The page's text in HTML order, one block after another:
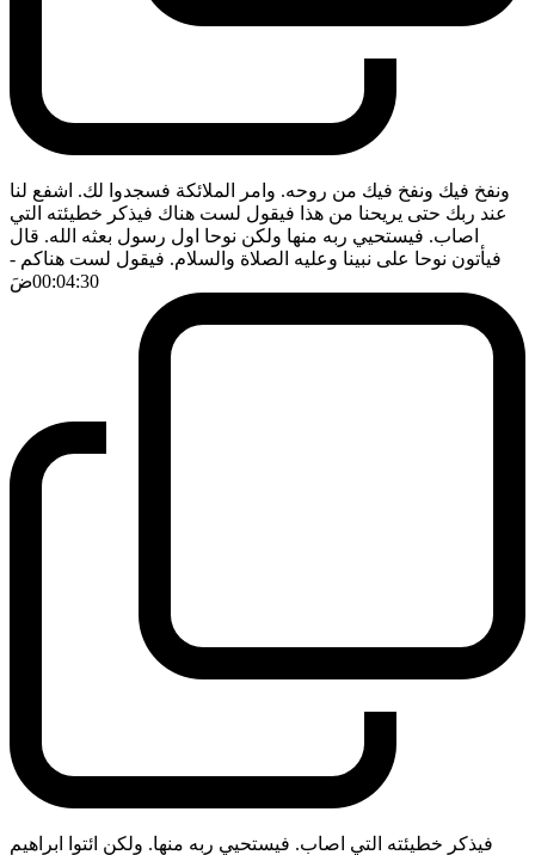
ونفخ فيك ونفخ فيك من روحه. وامر الملائكة فسجدوا لك. اشفع لنا
عند ربك حتى يريحنا من هذا فيقول لست هناك فيذكر خطيئته التي
اصاب. فيستحيي ربه منها ولكن نوحا اول رسول بعثه الله. قال
فيأتون نوحا على نبينا وعليه الصلاة والسلام. فيقول لست هناكم -
00:04:30ضَ
فيذكر خطيئته التي اصاب. فيستحيي ربه منها. ولكن ائتوا ابراهيم